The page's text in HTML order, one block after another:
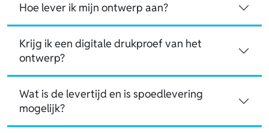
Hoe lever ik mijn ontwerp aan?
Krijg ik een digitale drukproef van het
ontwerp?
Wat is de levertijd en is spoedlevering
mogelijk?